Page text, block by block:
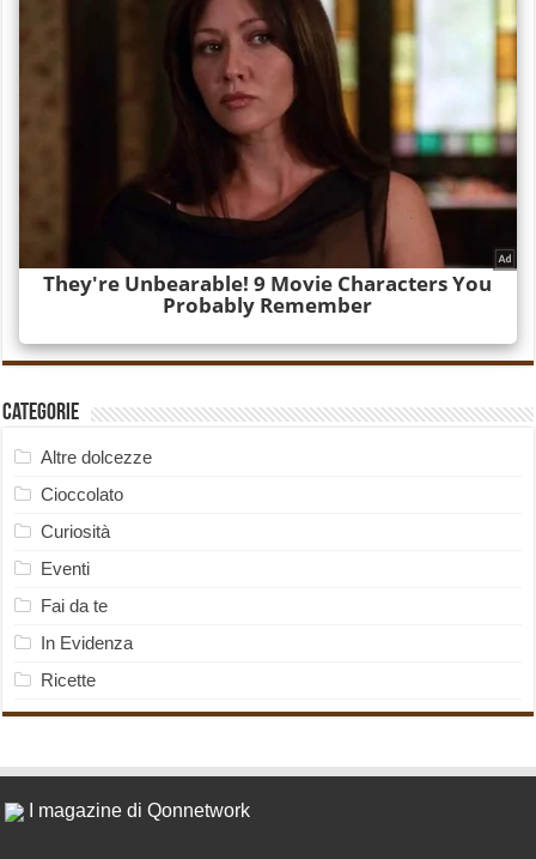
Categorie
Altre dolcezze
Cioccolato
Curiosità
Eventi
Fai da te
In Evidenza
Ricette
I magazine di Qonnetwork